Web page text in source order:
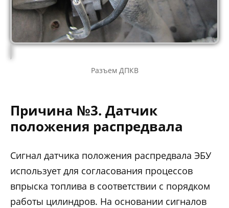
Разъем ДПКВ
Причина №3. Датчик
положения распредвала
Сигнал датчика положения распредвала ЭБУ
использует для согласования процессов
впрыска топлива в соответствии с порядком
работы цилиндров. На основании сигналов